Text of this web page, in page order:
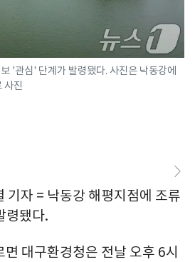
'관심' 단계가 발령됐다. 사진은 낙동강에
사진
기자 = 낙동강 해평지점에 조류
령됐다.
대구환경청은 전날 오후 6시